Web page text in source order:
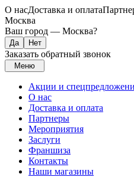
О насДоставка и оплата
Москва
Ваш город — Москва?
Заказать обратный звонок
Меню
Акции и
О нас
Доставка и оплата
Партнеры
Мероприятия
Заслуги
Франшиза
Контакты
Наши магазины